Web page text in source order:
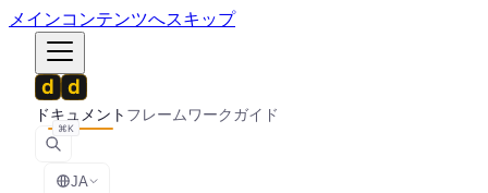
メインコンテンツへスキップ
ドキュメント フレームワークガイド
⌘K
JA